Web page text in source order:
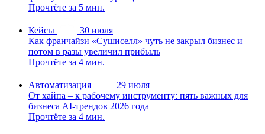
Прочтёте за 5 мин.
Кейсы
30 июля
Как франчайзи «Сушиселл» чуть не закрыл бизнес и
потом в разы увеличил прибыль
Прочтёте за 4 мин.
Автоматизация
29 июля
От хайпа – к рабочему инструменту: пять важных для
бизнеса AI-трендов 2026 года
Прочтёте за 4 мин.